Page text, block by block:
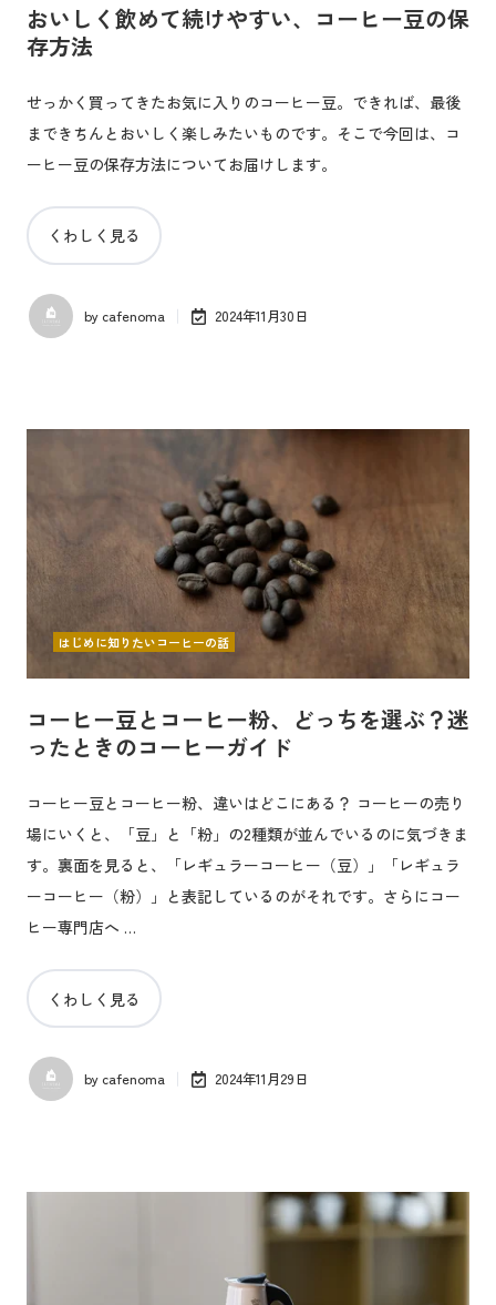
おいしく飲めて続けやすい、コーヒー豆の保
存方法
せっかく買ってきたお気に入りのコーヒー豆。できれば、最後
まできちんとおいしく楽しみたいものです。そこで今回は、コ
ーヒー豆の保存方法についてお届けします。
くわしく見る
by cafenoma 2024年11月30日
コーヒー豆とコーヒー粉、どっちを選ぶ？迷
ったときのコーヒーガイド
コーヒー豆とコーヒー粉、違いはどこにある？ コーヒーの売り
場にいくと、「豆」と「粉」の2種類が並んでいるのに気づきま
す。裏面を見ると、「レギュラーコーヒー（豆）」「レギュラ
ーコーヒー（粉）」と表記しているのがそれです。さらにコー
ヒー専門店へ …
くわしく見る
by cafenoma 2024年11月29日
はじめに知りたいコーヒーの話